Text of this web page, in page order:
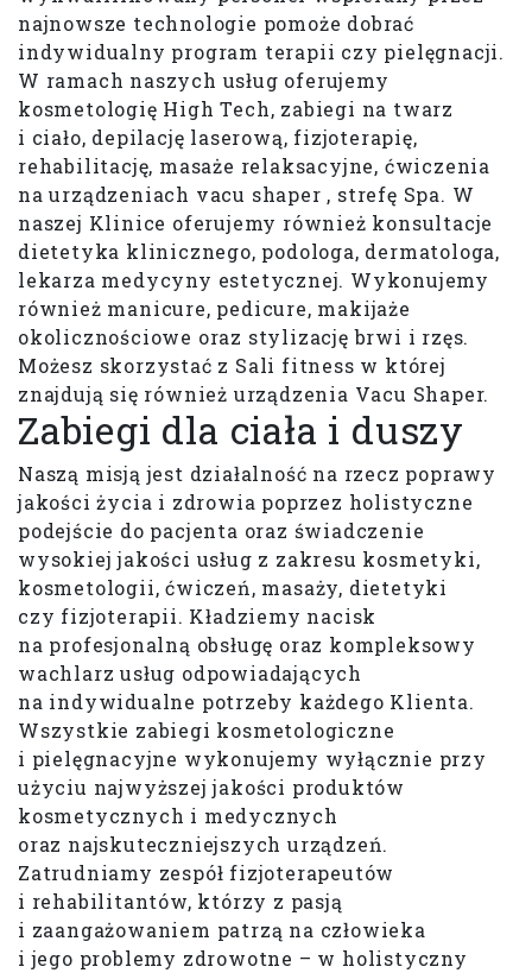
najnowsze technologie pomoże dobrać
indywidualny program terapii czy pielęgnacji.
W ramach naszych usług oferujemy
kosmetologię High Tech, zabiegi na twarz
i ciało, depilację laserową, fizjoterapię,
rehabilitację, masaże relaksacyjne, ćwiczenia
na urządzeniach vacu shaper , strefę Spa. W
naszej Klinice oferujemy również konsultacje
dietetyka klinicznego, podologa, dermatologa,
lekarza medycyny estetycznej. Wykonujemy
również manicure, pedicure, makijaże
okolicznościowe oraz stylizację brwi i rzęs.
Możesz skorzystać z Sali fitness w której
znajdują się również urządzenia Vacu Shaper.
Zabiegi dla ciała i duszy
Naszą misją jest działalność na rzecz poprawy
jakości życia i zdrowia poprzez holistyczne
podejście do pacjenta oraz świadczenie
wysokiej jakości usług z zakresu kosmetyki,
kosmetologii, ćwiczeń, masaży, dietetyki
czy fizjoterapii. Kładziemy nacisk
na profesjonalną obsługę oraz kompleksowy
wachlarz usług odpowiadających
na indywidualne potrzeby każdego Klienta.
Wszystkie zabiegi kosmetologiczne
i pielęgnacyjne wykonujemy wyłącznie przy
użyciu najwyższej jakości produktów
kosmetycznych i medycznych
oraz najskuteczniejszych urządzeń.
Zatrudniamy zespół fizjoterapeutów
i rehabilitantów, którzy z pasją
i zaangażowaniem patrzą na człowieka
i jego problemy zdrowotne – w holistyczny